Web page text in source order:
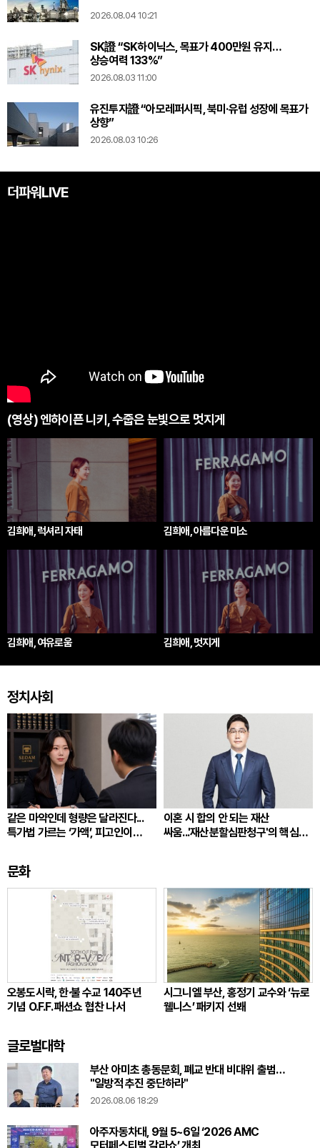
2026.08.04 10:21
SK證 “SK하이닉스, 목표가 400만원 유지…
상승여력 133%”
2026.08.03 11:00
유진투자證 “아모레퍼시픽, 북미·유럽 성장에 목표가
상향”
2026.08.03 10:26
더파워LIVE
(영상) 엔하이픈 니키, 수줍은 눈빛으로 멋지게
김희애, 럭셔리 자태 김희애, 아름다운 미소
김희애, 여유로움 김희애, 멋지게
정치사회
같은 마약인데 형량은 달라진다...
특가법 가르는 ‘가액’, 피고인이
이혼 시 합의 안 되는 재산
싸움...'재산분할심판청구'의 핵심
문화
오봉도시락, 한·불 수교 140주년
기념 O.F.F. 패션쇼 협찬 나서
시그니엘 부산, 홍정기 교수와 ‘뉴로
웰니스’ 패키지 선봬
글로벌대학
부산 아미초 총동문회, 폐교 반대 비대위 출범…
"일방적 추진 중단하라"
2026.08.06 18:29
아주자동차대, 9월 5~6일 ‘2026 AMC